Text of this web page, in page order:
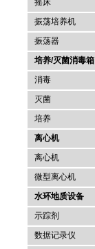
摇床
振荡培养机
振荡器
培养/灭菌消毒箱
消毒
灭菌
培养
离心机
离心机
微型离心机
水环地质设备
示踪剂
数据记录仪